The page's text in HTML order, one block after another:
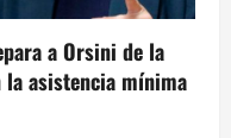
a Orsini de la
asistencia mínima